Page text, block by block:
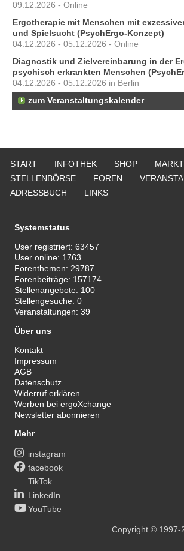
09.12.2026 - Online
Ergotherapie mit Menschen mit
und Spielsucht (PsychErgo-Konzept)
04.12.2026 - 05.12.2026 - Online
Diagnostik und Zielvereinbarung in der
psychisch erkrankten Menschen
04.12.2026 - 05.12.2026 in Berlin
zum Veranstaltungskalender
START INFOTHEK SHOP
STELLENBÖRSE
FOREN
ADRESSBUCH
LINKS
Systemstatus
User registriert:63457
User online: 1763
Forenthemen: 29787
Forenbeiträge: 157174
Stellenangebote: 100
Stellengesuche:0
Veranstaltungen:39
Über uns
Kontakt
Impressum
AGB
Datenschutz
Widerruf erklären
Werben bei ergoXchange
Newsletter abonnieren
Mehr
instagram
facebook
TikTok
LinkedIn
YouTube
Copyright© 1997-